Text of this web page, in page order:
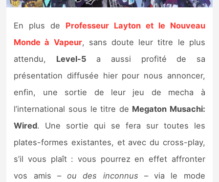
Tests et previews
Tests de jeux
Tests d’accessoires
Autres tests
Previews
Précommandes
Précommandes jeux Switch 2
En plus de Professeur Layton et le Nouveau
Monde à Vapeur, sans doute leur titre le plus
attendu, Level-5 a aussi profité de sa
présentation diffusée hier pour nous annoncer,
enfin, une sortie de leur jeu de mecha à
l’international sous le titre de Megaton Musachi:
Wired. Une sortie qui se fera sur toutes les
plates-formes existantes, et avec du cross-play,
s’il vous plaît : vous pourrez en effet affronter
vos amis –ou des inconnus – via le mode